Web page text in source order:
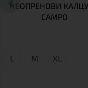
НЕОПРЕНОВИ
CAMPO
L М XL